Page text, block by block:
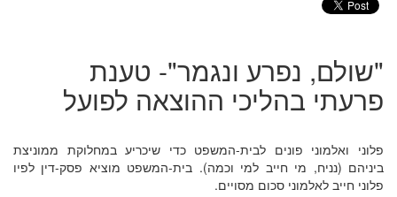
"שולם, נפרע ונגמר"- טענת
פרעתי בהליכי ההוצאה לפועל
פלוני ואלמוני פונים לבית-המשפט כדי שיכריע במחלוקת ממוניצת
ביניהם (נניח, מי חייב למי וכמה). בית-המשפט מוציא פסק-דין לפיו
פלוני חייב לאלמוני סכום מסויים.